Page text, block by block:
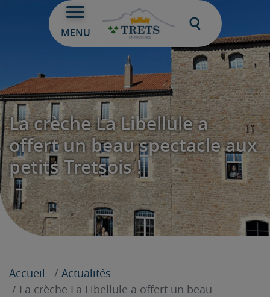
MENU
Moteur de
La crèche La Libellule a
offert un beau spectacle aux
petits Tretsois !
Accueil
Actualités
La crèche La Libellule a offert un beau